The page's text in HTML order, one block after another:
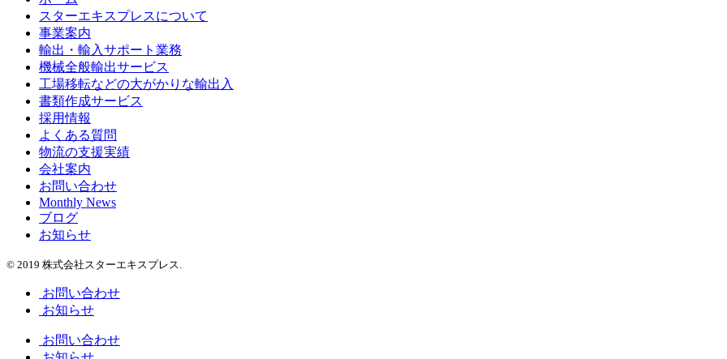
スターエキスプレスについて
事業案内
輸出・輸入サポート業務
機械全般輸出サービス
工場移転などの大がかりな輸出入
書類作成サービス
採用情報
よくある質問
物流の支援実績
会社案内
お問い合わせ
Monthly News
ブログ
お知らせ
© 2019 株式会社スターエキスプレス.
お問い合わせ
お知らせ
お問い合わせ